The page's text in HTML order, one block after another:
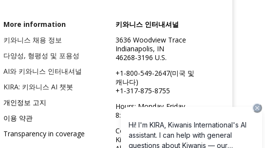
More information
키와니스 채용 정보
다양성, 형평성 및 포용성
AI와 키와니스 인터내셔널
KIRA: 키와니스 AI 챗봇
개인정보 고지
이용 약관
Transparency in coverage
키와니스 인터내셔널
3636 Woodview Trace
Indianapolis, IN
46268-3196 U.S.
+1-800-549-2647(미국 및
캐나다)
+1-317-875-8755
Hours: Monday-Friday
8:30am to 4:45pm ET
Copyright ©2026
Kiwanis International